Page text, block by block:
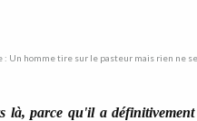
là, parce qu'il a